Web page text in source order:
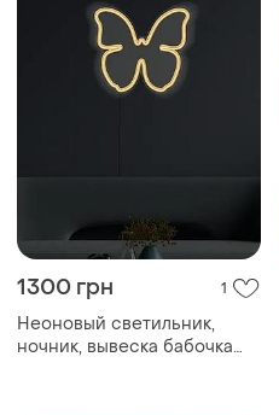
1300 грн 1
Неоновый светильник,
ночник, вывеска бабочка